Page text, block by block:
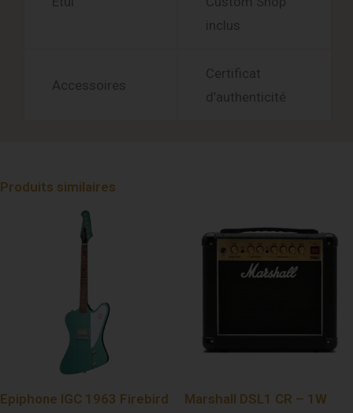
inclus
Accessoires
Certificat
d’authenticité
Produits similaires
Epiphone IGC 1963 Firebird
Marshall DSL1 CR – 1W